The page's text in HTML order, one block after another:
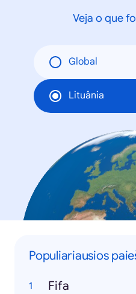
Veja o que
Global
Lituânia
Populiariausios
Fifa